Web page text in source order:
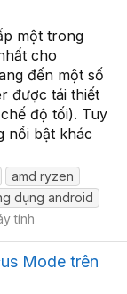
một trong
cho
đến một số
được tái thiết
độ tối). Tuy
nổi bật khác
amd ryzen
dụng android
tính
Mode trên